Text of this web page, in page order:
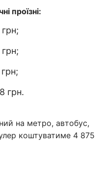
проїзні:
грн.
на метро, автобус,
коштуватиме 4 875